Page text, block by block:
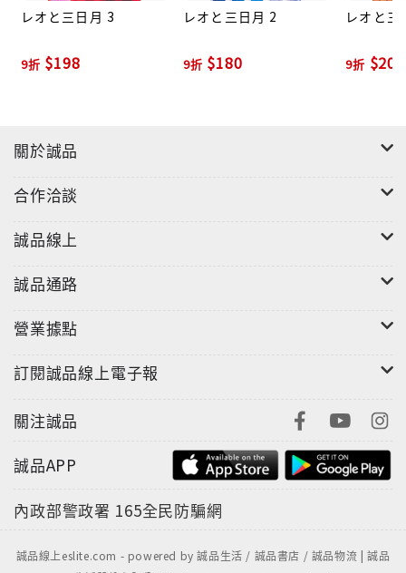
レオと三日月 3
9折 $198
レオと三日月 2
9折 $180
レオと三
9折 $202
關於誠品
合作洽談
誠品線上
誠品通路
營業據點
訂閱誠品線上電子報
關注誠品
誠品APP
內政部警政署 165全民防騙網
誠品線上eslite.com - powered by 誠品生活 / 誠品書店 / 誠品物流 | 誠品